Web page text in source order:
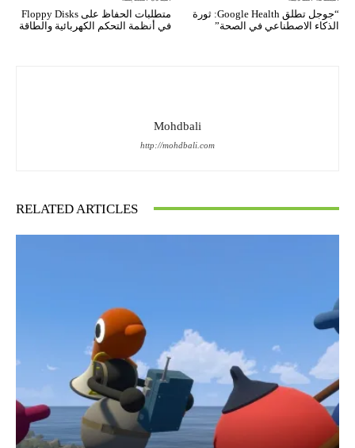
متطلبات الحفاظ على Floppy Disks
في أنظمة التحكم الكهربائية والطاقة
“جوجل تطلق Google Health: ثورة
الذكاء الاصطناعي في الصحة”
Mohdbali
http://mohdbali.com
RELATED ARTICLES